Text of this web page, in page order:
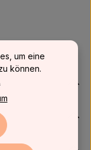
um eine
können.